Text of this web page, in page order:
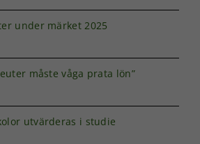
under märket 2025
måste våga prata lön”
utvärderas i studie